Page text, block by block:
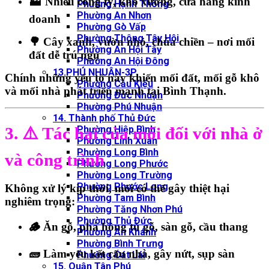
Phường Hạnh Thông
Phường An Nhơn
Phường Gò Vấp
Phường Thông Tây Hội
Phường An Hội Tây
Phường An Hội Đông
13.PHÚ NHUẬN-3P
Phường Cầu Kiệu
Phường Đức Nhuận
Phường Phú Nhuận
14. Thành phố Thủ Đức
Phường Hiệp Bình
Phường Linh Xuân
Phường Long Bình
Phường Long Phước
Phường Long Trường
Phường Phước Long
Phường Tam Bình
Phường Tăng Nhơn Phú
Phường Thủ Đức
Phường An Khánh
Phường Bình Trưng
Phường Cát Lái
15. Quận Tân Phú
doanh
🌳 Cây xanh, vườn nhỏ, chùa chiền – nơi mối
đất dễ trú ngụ
Chính những yếu tố này khiến mối đất, mối gỗ khô
và mối nhà phát triển mạnh tại Bình Thạnh.
3. ⚠️ Tác hại của mối đối với nhà ở
và công trình
Không xử lý kịp thời, mối có thể gây thiệt hại
nghiêm trọng:
🪵 Ăn gỗ, phá hỏng tủ gỗ, sàn gỗ, cầu thang
🧱 Làm yếu kết cấu nhà, gây nứt, sụp sàn